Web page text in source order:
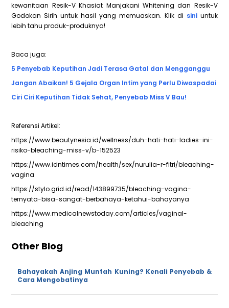
kewanitaan Resik-V Khasiat Manjakani Whitening dan Resik-V
Godokan Sirih untuk hasil yang memuaskan. Klik di siniuntuk
lebih tahu produk-produknya!
Baca juga:
5 Penyebab Keputihan Jadi Terasa Gatal dan Mengganggu
Jangan Abaikan! 5 Gejala Organ Intim yang Perlu Diwaspadai
Ciri Ciri Keputihan Tidak Sehat, Penyebab Miss V Bau!
Referensi Artikel:
https://www.beautynesia.id/wellness/duh-hati-hati-ladies-ini-
risiko-bleaching-miss-v/b-152523
https://www.idntimes.com/health/sex/nurulia-r-fitri/bleaching-
vagina
https://stylo.grid.id/read/143899735/bleaching-vagina-
ternyata-bisa-sangat-berbahaya-ketahui-bahayanya
https://www.medicalnewstoday.com/articles/vaginal-
bleaching
Other Blog
Bahayakah Anjing Muntah Kuning? Kenali Penyebab &
Cara Mengobatinya